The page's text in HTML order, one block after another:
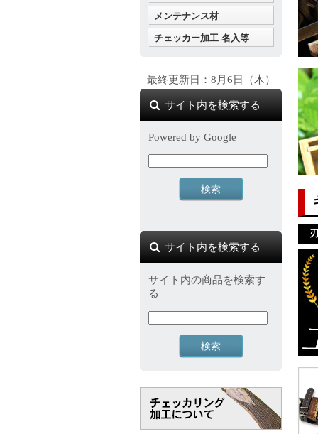
メンテナンス材
チェッカー加工 名入等
最終更新日：8月6日（木）
サイト内を検索する
Powered by Google
サイト内を検索する
サイト内の商品を検索す
る